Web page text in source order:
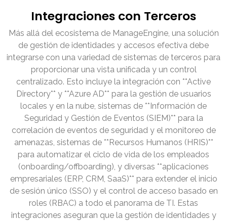
Integraciones con Terceros
Más allá del ecosistema de ManageEngine, una solución
de gestión de identidades y accesos efectiva debe
integrarse con una variedad de sistemas de terceros para
proporcionar una vista unificada y un control
centralizado. Esto incluye la integración con **Active
Directory** y **Azure AD** para la gestión de usuarios
locales y en la nube, sistemas de **Información de
Seguridad y Gestión de Eventos (SIEM)** para la
correlación de eventos de seguridad y el monitoreo de
amenazas, sistemas de **Recursos Humanos (HRIS)**
para automatizar el ciclo de vida de los empleados
(onboarding/offboarding), y diversas **aplicaciones
empresariales (ERP, CRM, SaaS)** para extender el inicio
de sesión único (SSO) y el control de acceso basado en
roles (RBAC) a todo el panorama de TI. Estas
integraciones aseguran que la gestión de identidades y